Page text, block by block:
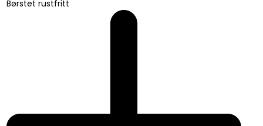
Børstet rustfritt